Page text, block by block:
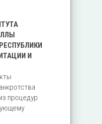
И
процедур